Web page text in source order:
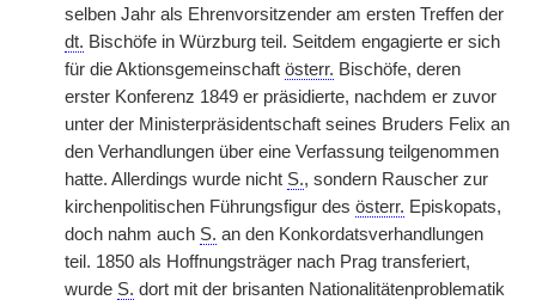
selben Jahr als Ehrenvorsitzender am ersten Treffen der
dt. Bischöfe in Würzburg teil. Seitdem engagierte er sich
für die Aktionsgemeinschaft österr. Bischöfe, deren
erster Konferenz 1849 er präsidierte, nachdem er zuvor
unter der Ministerpräsidentschaft seines Bruders Felix an
den Verhandlungen über eine Verfassung teilgenommen
hatte. Allerdings wurde nicht S., sondern Rauscher zur
kirchenpolitischen Führungsfigur des österr. Episkopats,
doch nahm auch S. an den Konkordatsverhandlungen
teil. 1850 als Hoffnungsträger nach Prag transferiert,
wurde S. dort mit der brisanten Nationalitätenproblematik